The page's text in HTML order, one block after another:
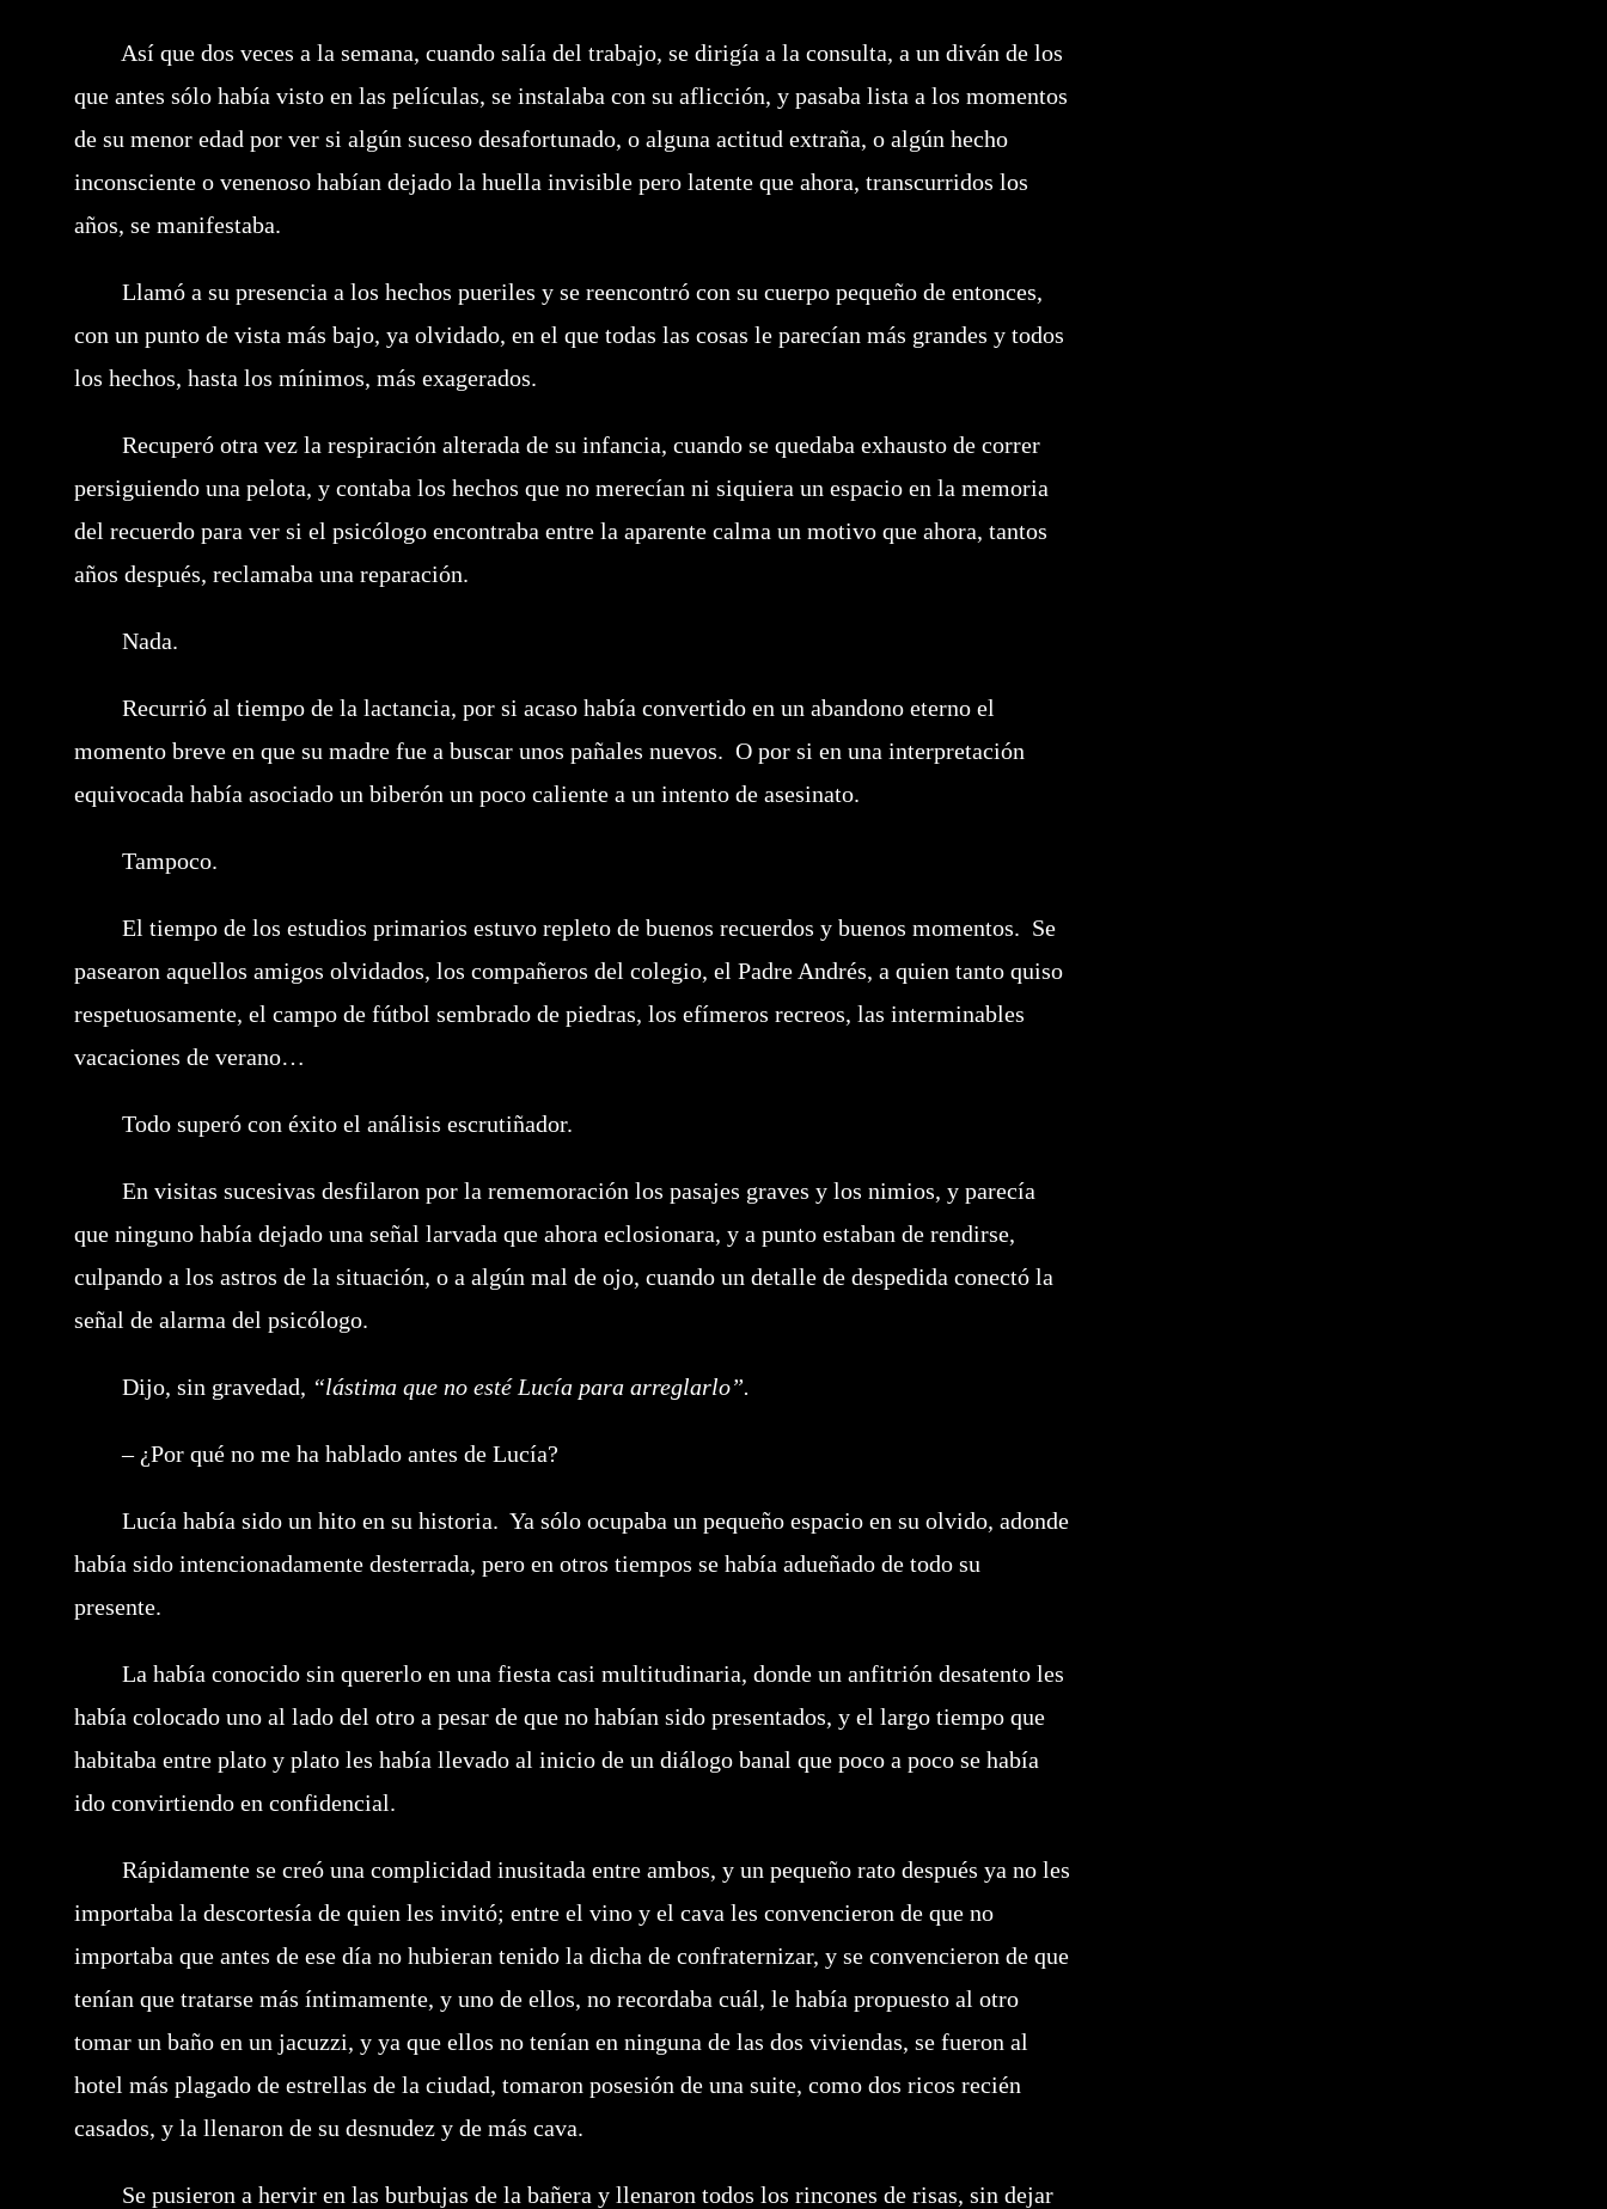
Así que dos veces a la semana, cuando salía del trabajo, se dirigía a la consulta, a un diván de los
que antes sólo había visto en las películas, se instalaba con su aflicción, y pasaba lista a los momentos
de su menor edad por ver si algún suceso desafortunado, o alguna actitud extraña, o algún hecho
inconsciente o venenoso habían dejado la huella invisible pero latente que ahora, transcurridos los
años, se manifestaba.
Llamó a su presencia a los hechos pueriles y se reencontró con su cuerpo pequeño de entonces,
con un punto de vista más bajo, ya olvidado, en el que todas las cosas le parecían más grandes y todos
los hechos, hasta los mínimos, más exagerados.
Recuperó otra vez la respiración alterada de su infancia, cuando se quedaba exhausto de correr
persiguiendo una pelota, y contaba los hechos que no merecían ni siquiera un espacio en la memoria
del recuerdo para ver si el psicólogo encontraba entre la aparente calma un motivo que ahora, tantos
años después, reclamaba una reparación.
Nada.
Recurrió al tiempo de la lactancia, por si acaso había convertido en un abandono eterno el
momento breve en que su madre fue a buscar unos pañales nuevos. O por si en una interpretación
equivocada había asociado un biberón un poco caliente a un intento de asesinato.
Tampoco.
El tiempo de los estudios primarios estuvo repleto de buenos recuerdos y buenos momentos. Se
pasearon aquellos amigos olvidados, los compañeros del colegio, el Padre Andrés, a quien tanto quiso
respetuosamente, el campo de fútbol sembrado de piedras, los efímeros recreos, las interminables
vacaciones de verano…
Todo superó con éxito el análisis escrutiñador.
En visitas sucesivas desfilaron por la rememoración los pasajes graves y los nimios, y parecía
que ninguno había dejado una señal larvada que ahora eclosionara, y a punto estaban de rendirse,
culpando a los astros de la situación, o a algún mal de ojo, cuando un detalle de despedida conectó la
señal de alarma del psicólogo.
Dijo, sin gravedad, “lástima que no esté Lucía para arreglarlo”.
– ¿Por qué no me ha hablado antes de Lucía?
Lucía había sido un hito en su historia. Ya sólo ocupaba un pequeño espacio en su olvido, adonde
había sido intencionadamente desterrada, pero en otros tiempos se había adueñado de todo su
presente.
La había conocido sin quererlo en una fiesta casi multitudinaria, donde un anfitrión desatento les
había colocado uno al lado del otro a pesar de que no habían sido presentados, y el largo tiempo que
habitaba entre plato y plato les había llevado al inicio de un diálogo banal que poco a poco se había
ido convirtiendo en confidencial.
Rápidamente se creó una complicidad inusitada entre ambos, y un pequeño rato después ya no les
importaba la descortesía de quien les invitó; entre el vino y el cava les convencieron de que no
importaba que antes de ese día no hubieran tenido la dicha de confraternizar, y se convencieron de que
tenían que tratarse más íntimamente, y uno de ellos, no recordaba cuál, le había propuesto al otro
tomar un baño en un jacuzzi, y ya que ellos no tenían en ninguna de las dos viviendas, se fueron al
hotel más plagado de estrellas de la ciudad, tomaron posesión de una suite, como dos ricos recién
casados, y la llenaron de su desnudez y de más cava.
Se pusieron a hervir en las burbujas de la bañera y llenaron todos los rincones de risas, sin dejar